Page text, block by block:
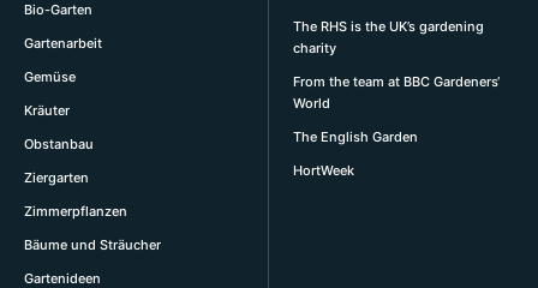
Bio-Garten
Gartenarbeit
Gemüse
Kräuter
Obstanbau
Ziergarten
Zimmerpflanzen
Bäume und Sträucher
Gartenideen
The RHS is the UK’s gardening
charity
From the team at BBC Gardeners‘
World
The English Garden
HortWeek